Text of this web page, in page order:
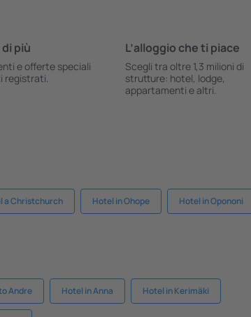
più
e offerte speciali
registrati.
L’alloggio che ti piace
Scegli tra oltre 1,3 milioni di
strutture: hotel, lodge,
appartamenti e altri.
a Christchurch Hotel in Ohope Hotel in Opononi
Andre Hotel in Anna Hotel in Kerimäki